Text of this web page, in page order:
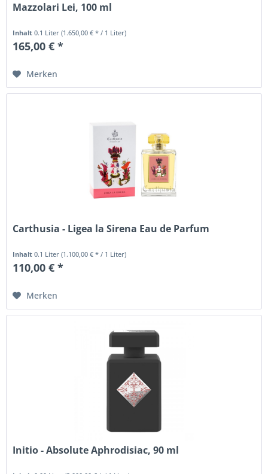
Mazzolari Lei, 100 ml
Inhalt0.1 Liter(1.650,00 € * / 1 Liter)
165,00 € *
Merken
Carthusia - Ligea la Sirena Eau de Parfum
Inhalt0.1 Liter(1.100,00 € * / 1 Liter)
110,00 € *
Merken
Initio - Absolute Aphrodisiac, 90 ml